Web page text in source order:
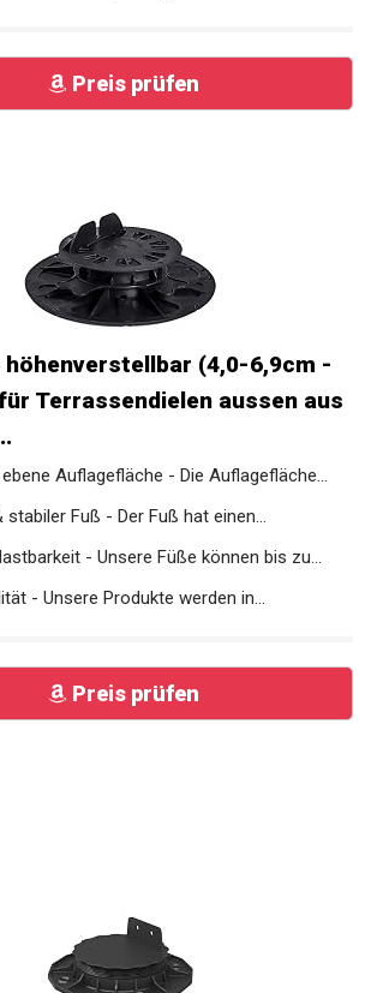
Preis prüfen
(4,0-6,9cm -
Terrassendielen aussen aus
Auflagefläche - Die Auflagefläche...
stabiler Fuß - Der Fuß hat einen...
- Unsere Füße können bis zu...
- Unsere Produkte werden in...
Preis prüfen